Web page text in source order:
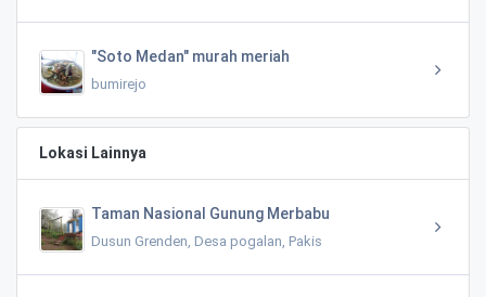
"Soto Medan" murah meriah
bumirejo
Lokasi Lainnya
Taman Nasional Gunung Merbabu
Dusun Grenden, Desa pogalan, Pakis